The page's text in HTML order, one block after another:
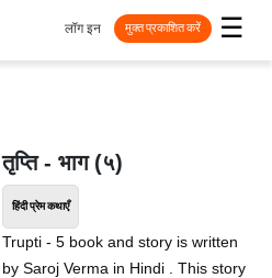
☰
लॉग इन मुक्त प्रकाशित करें
तृप्ति - भाग (५)
हिंदी प्रेम कथाएँ
Trupti - 5 book and story is written
by Saroj Verma in Hindi . This story